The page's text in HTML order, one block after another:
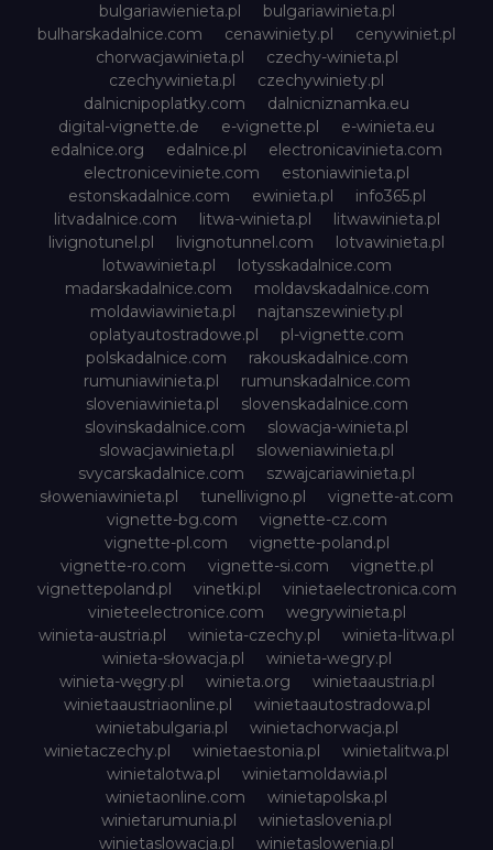
bulgariawienieta.pl
bulgariawinieta.pl
bulharskadalnice.com
cenawiniety.pl
cenywiniet.pl
chorwacjawinieta.pl
czechy-winieta.pl
czechywinieta.pl
czechywiniety.pl
dalnicnipoplatky.com
dalnicniznamka.eu
digital-vignette.de
e-vignette.pl
e-winieta.eu
edalnice.org
edalnice.pl
electronicavinieta.com
electroniceviniete.com
estoniawinieta.pl
estonskadalnice.com
ewinieta.pl
info365.pl
litvadalnice.com
litwa-winieta.pl
litwawinieta.pl
livignotunel.pl
livignotunnel.com
lotvawinieta.pl
lotwawinieta.pl
lotysskadalnice.com
madarskadalnice.com
moldavskadalnice.com
moldawiawinieta.pl
najtanszewiniety.pl
oplatyautostradowe.pl
pl-vignette.com
polskadalnice.com
rakouskadalnice.com
rumuniawinieta.pl
rumunskadalnice.com
sloveniawinieta.pl
slovenskadalnice.com
slovinskadalnice.com
slowacja-winieta.pl
slowacjawinieta.pl
sloweniawinieta.pl
svycarskadalnice.com
szwajcariawinieta.pl
słoweniawinieta.pl
tunellivigno.pl
vignette-at.com
vignette-bg.com
vignette-cz.com
vignette-pl.com
vignette-poland.pl
vignette-ro.com
vignette-si.com
vignette.pl
vignettepoland.pl
vinetki.pl
vinietaelectronica.com
vinieteelectronice.com
wegrywinieta.pl
winieta-austria.pl
winieta-czechy.pl
winieta-litwa.pl
winieta-słowacja.pl
winieta-wegry.pl
winieta-węgry.pl
winieta.org
winietaaustria.pl
winietaaustriaonline.pl
winietaautostradowa.pl
winietabulgaria.pl
winietachorwacja.pl
winietaczechy.pl
winietaestonia.pl
winietalitwa.pl
winietalotwa.pl
winietamoldawia.pl
winietaonline.com
winietapolska.pl
winietarumunia.pl
winietaslovenia.pl
winietaslowacja.pl
winietaslowenia.pl